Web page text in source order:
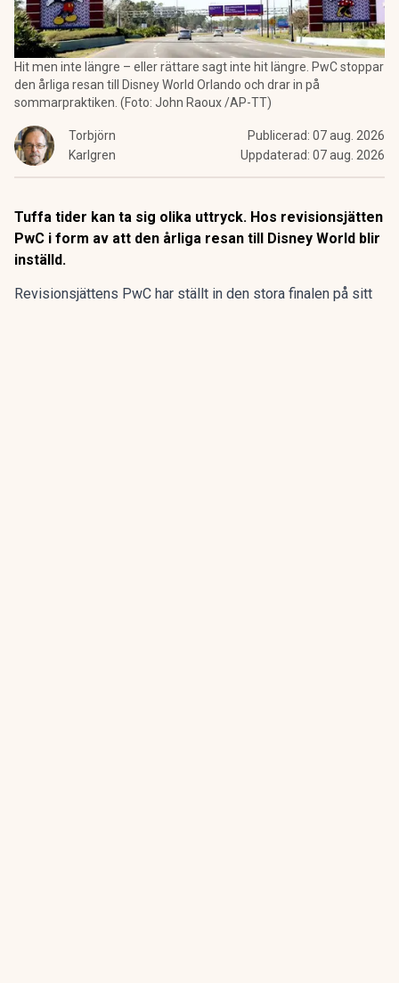
Hit men inte längre – eller rättare sagt inte hit längre. PwC stoppar
den årliga resan till Disney World Orlando och drar in på
sommarpraktiken. (Foto: John Raoux /AP-TT)
Torbjörn
Karlgren
Publicerad: 07 aug. 2026
Uppdaterad: 07 aug. 2026
Tuffa tider kan ta sig olika uttryck. Hos revisionsjätten
PwC i form av att den årliga resan till Disney World blir
inställd.
Revisionsjättens PwC har ställt in den stora finalen på sitt